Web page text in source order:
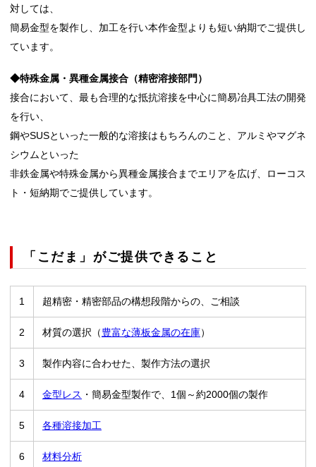
対しては、
簡易金型を製作し、加工を行い本作金型よりも短い納期でご提供し
ています。
◆特殊金属・異種金属接合（精密溶接部門）
接合において、最も合理的な抵抗溶接を中心に簡易冶具工法の開発
を行い、
鋼やSUSといった一般的な溶接はもちろんのこと、アルミやマグネ
シウムといった
非鉄金属や特殊金属から異種金属接合までエリアを広げ、ローコス
ト・短納期でご提供しています。
「こだま」がご提供できること
1 超精密・精密部品の構想段階からの、ご相談
2 材質の選択（ 豊富な薄板金属の在庫 ）
3 製作内容に合わせた、製作方法の選択
4 金型レス ・簡易金型製作で、1個～約2000個の製作
5 各種溶接加工
6 材料分析